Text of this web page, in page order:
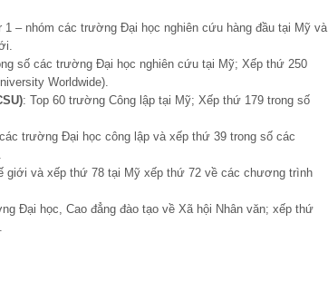
1 – nhóm các trường Đại học nghiên cứu hàng đầu tại Mỹ và
số các trường Đại học nghiên cứu tại Mỹ; Xếp thứ 250
Worldwide).
: Top 60 trường Công lập tại Mỹ; Xếp thứ 179 trong số
trường Đại học công lập và xếp thứ 39 trong số các
giới và xếp thứ 78 tại Mỹ xếp thứ 72 về các chương trình
Đại học, Cao đẳng đào tạo về Xã hội Nhân văn; xếp thứ